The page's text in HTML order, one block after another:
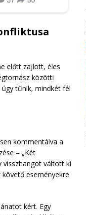
előtt zajlott, éles
közötti
tűnik, mindkét fél
kommentálva a
– „Két
visszhangot váltott ki
eseményekre
kért. Egy